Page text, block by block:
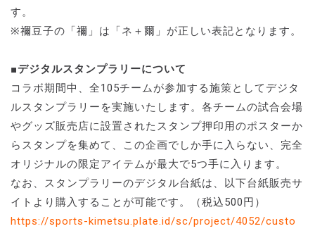
す。
※禰豆子の「禰」は「ネ＋爾」が正しい表記となります。
■デジタルスタンプラリーについて
コラボ期間中、全105チームが参加する施策としてデジタ
ルスタンプラリーを実施いたします。各チームの試合会場
やグッズ販売店に設置されたスタンプ押印用のポスターか
らスタンプを集めて、この企画でしか手に入らない、完全
オリジナルの限定アイテムが最大で5つ手に入ります。
なお、スタンプラリーのデジタル台紙は、以下台紙販売サ
イトより購入することが可能です。（税込500円）
https://sports-kimetsu.plate.id/sc/project/4052/custo